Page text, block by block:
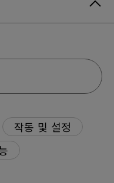
작동 및 설정